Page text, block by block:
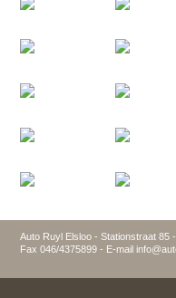
Auto Ruyl Elsloo - Stationstraat 85
Fax 046/4375899 - E-mail